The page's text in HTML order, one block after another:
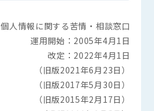
個人情報に関する苦情・相談窓口
運用開始：2005年4月1日
改定：2022年4月1日
（旧版2021年6月23日）
（旧版2017年5月30日）
（旧版2015年2月17日）